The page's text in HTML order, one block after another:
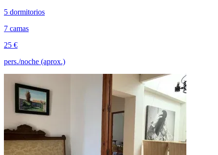
5 dormitorios
7 camas
25 €
pers./noche (aprox.)